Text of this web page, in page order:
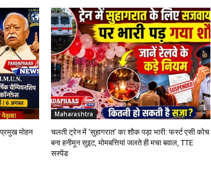
मोहन
Maharashtra
चलती ट्रेन में ‘सुहागरात’ का शौक पड़ा भारी: फर्स्ट एसी कोच
बना हनीमून सुइट, मोमबत्तियां जलते ही मचा बवाल, TTE
सस्पेंड